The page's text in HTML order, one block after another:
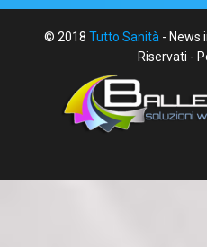
© 2018 Tutto Sanità - News
Riservati -